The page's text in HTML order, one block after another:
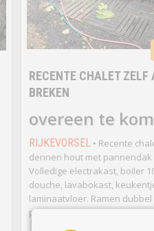
RECENTE CHALET ZELF
BREKEN
overeen te
RIJKEVORSEL • Recente
dennen hout met pannendak
Volledige electrakast, boiler
douche, lavabokast,
laminaatvloer. Ramen dubbel
prima staat. Zelf af te breken.